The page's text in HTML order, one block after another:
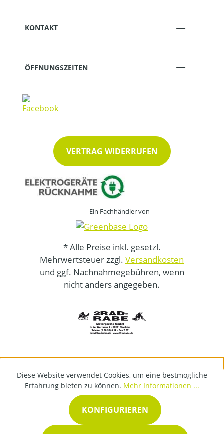
KONTAKT
ÖFFNUNGSZEITEN
VERTRAG WIDERRUFEN
Ein Fachhändler von
* Alle Preise inkl. gesetzl.
Mehrwertsteuer zzgl. Versandkosten
und ggf. Nachnahmegebühren, wenn
nicht anders angegeben.
Diese Website verwendet Cookies, um eine bestmögliche
Erfahrung bieten zu können. Mehr Informationen ...
KONFIGURIEREN